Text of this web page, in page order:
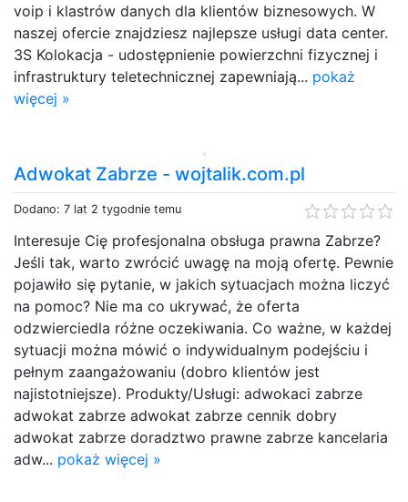
voip i klastrów danych dla klientów biznesowych. W
naszej ofercie znajdziesz najlepsze usługi data center.
3S Kolokacja - udostępnienie powierzchni fizycznej i
infrastruktury teletechnicznej zapewniają... pokaż
więcej »
Adwokat Zabrze - wojtalik.com.pl
Dodano: 7 lat 2 tygodnie temu
Interesuje Cię profesjonalna obsługa prawna Zabrze?
Jeśli tak, warto zwrócić uwagę na moją ofertę. Pewnie
pojawiło się pytanie, w jakich sytuacjach można liczyć
na pomoc? Nie ma co ukrywać, że oferta
odzwierciedla różne oczekiwania. Co ważne, w każdej
sytuacji można mówić o indywidualnym podejściu i
pełnym zaangażowaniu (dobro klientów jest
najistotniejsze). Produkty/Usługi: adwokaci zabrze
adwokat zabrze adwokat zabrze cennik dobry
adwokat zabrze doradztwo prawne zabrze kancelaria
adw... pokaż więcej »